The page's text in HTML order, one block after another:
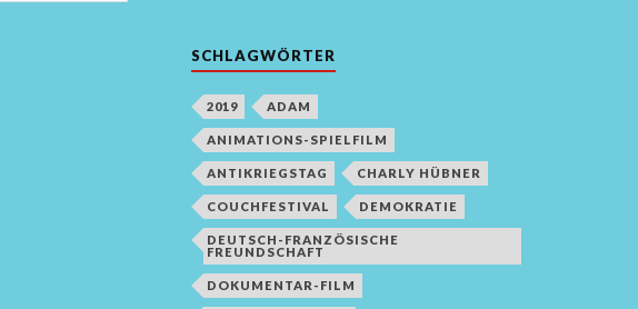
SCHLAGWÖRTER
2019 ADAM
ANIMATIONS-SPIELFILM
ANTIKRIEGSTAG CHARLY HÜBNER
COUCHFESTIVAL DEMOKRATIE
DEUTSCH-FRANZÖSISCHE
FREUNDSCHAFT
DOKUMENTAR-FILM